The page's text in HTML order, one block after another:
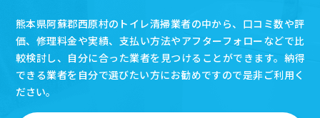
熊本県阿蘇郡西原村のトイレ清掃業者の中から、口コミ数や評
価、修理料金や実績、支払い方法やアフターフォローなどで比
較検討し、自分に合った業者を見つけることができます。納得
できる業者を自分で選びたい方にお勧めですので是非ご利用く
ださい。